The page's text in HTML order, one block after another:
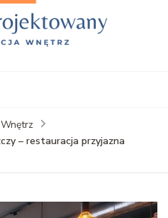
– restauracja przyjazna